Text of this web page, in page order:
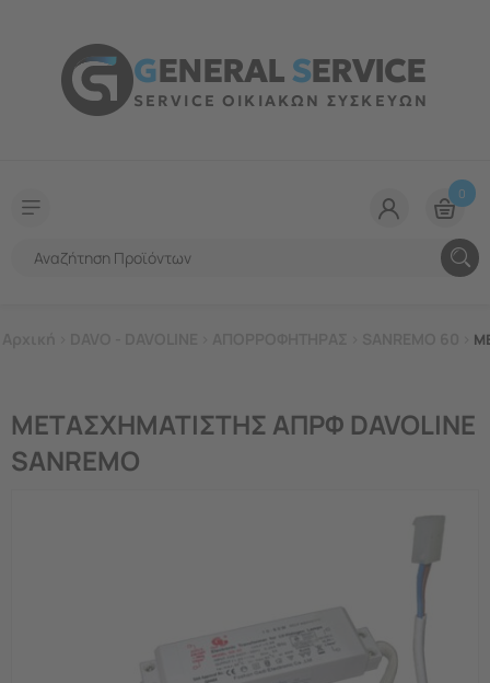
GENERALSERVICE
SERVICE ΟΙΚΙΑΚΩΝ ΣΥΣΚΕΥΩΝ
0
ΜΕΤΑΣΧΗΜΑΤΙΣΤΗΣ ΑΠΡΦ DAVOLINE
SANREMO